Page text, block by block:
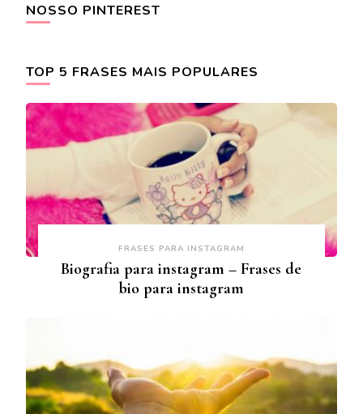
NOSSO PINTEREST
TOP 5 FRASES MAIS POPULARES
FRASES PARA INSTAGRAM
Biografia para instagram – Frases de
bio para instagram